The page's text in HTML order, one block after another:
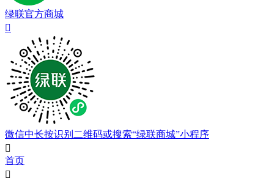
绿联官方商城

微信中长按识别二维码或搜索“绿联商城”小程序

首页
